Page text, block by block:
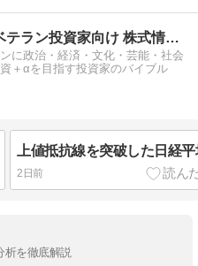
兜町 放浪記 〜 ベテラン投資家向け 株式情報ブログ
に政治・経済・文化・芸能・社会
＋αを目指す投資家のバイブル
上値抵抗線を突破した日経
2日前
析を徹底解説